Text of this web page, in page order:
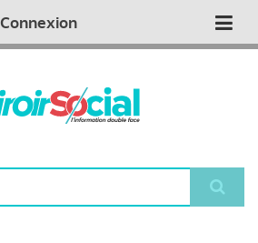
Connexion